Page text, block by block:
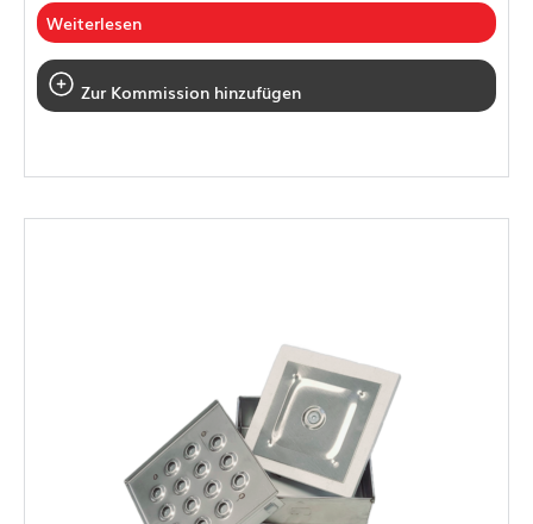
Weiterlesen
Zur Kommission hinzufügen